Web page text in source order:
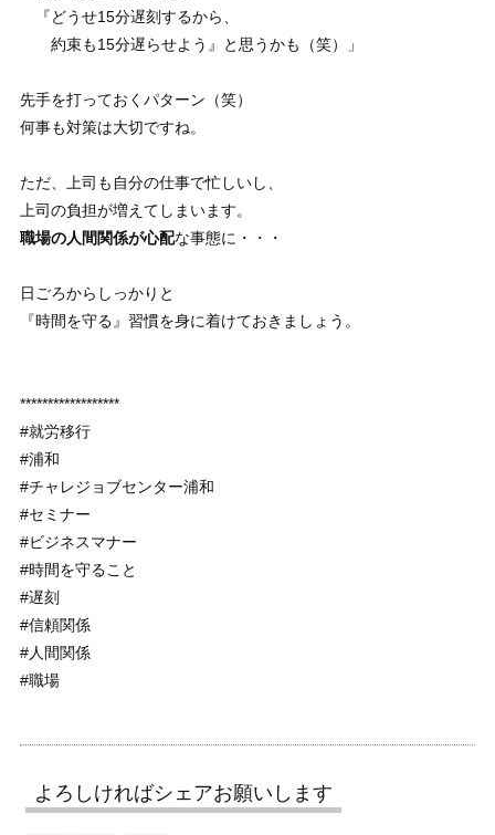
『どうせ15分遅刻するから、
約束も15分遅らせよう』と思うかも（笑）」
先手を打っておくパターン（笑）
何事も対策は大切ですね。
ただ、上司も自分の仕事で忙しいし、
上司の負担が増えてしまいます。
職場の人間関係が心配な事態に・・・
日ごろからしっかりと
『時間を守る』習慣を身に着けておきましょう。
******************
#就労移行
#浦和
#チャレジョブセンター浦和
#セミナー
#ビジネスマナー
#時間を守ること
#遅刻
#信頼関係
#人間関係
#職場
よろしければシェアお願いします